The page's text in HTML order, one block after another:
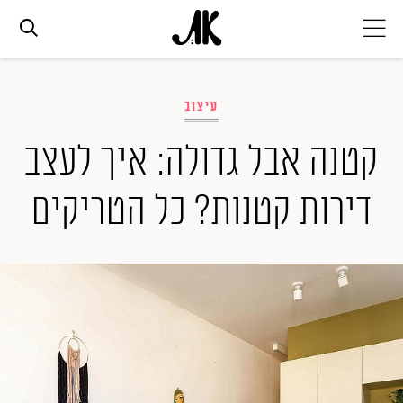
אופנה
ביוטי
ערוצים נוספים
המגזין
עיצוב
קטנה אבל גדולה: איך לעצב
דירות קטנות? כל הטריקים